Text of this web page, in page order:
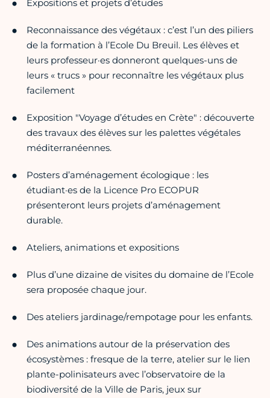
Expositions et projets d’études
Reconnaissance des végétaux : c’est l’un des piliers
de la formation à l’Ecole Du Breuil. Les élèves et
leurs professeur·es donneront quelques-uns de
leurs « trucs » pour reconnaître les végétaux plus
facilement
Exposition "Voyage d’études en Crète" : découverte
des travaux des élèves sur les palettes végétales
méditerranéennes.
Posters d’aménagement écologique : les
étudiant·es de la Licence Pro ECOPUR
présenteront leurs projets d’aménagement
durable.
Ateliers, animations et expositions
Plus d’une dizaine de visites du domaine de l’Ecole
sera proposée chaque jour.
Des ateliers jardinage/rempotage pour les enfants.
Des animations autour de la préservation des
écosystèmes : fresque de la terre, atelier sur le lien
plante-polinisateurs avec l’observatoire de la
biodiversité de la Ville de Paris, jeux sur